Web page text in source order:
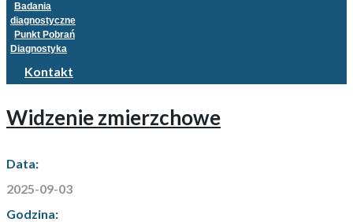
Badania
diagnostyczne
Punkt Pobrań
Diagnostyka
Kontakt
Widzenie zmierzchowe
Data:
2025-09-03
Godzina: